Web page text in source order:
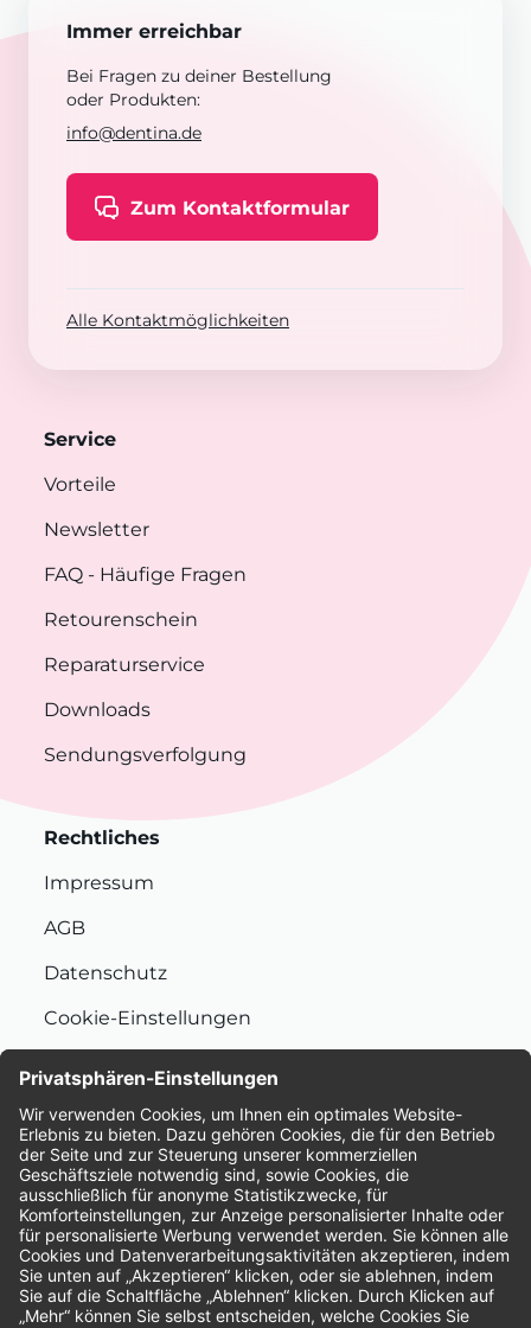
Immer erreichbar
Bei Fragen zu deiner Bestellung
oder Produkten:
info@dentina.de
Zum Kontaktformular
Alle Kontaktmöglichkeiten
Service
Vorteile
Newsletter
FAQ - Häufige Fragen
Retourenschein
Reparaturservice
Downloads
Sendungsverfolgung
Rechtliches
Impressum
AGB
Datenschutz
Cookie-Einstellungen
Bewertungen